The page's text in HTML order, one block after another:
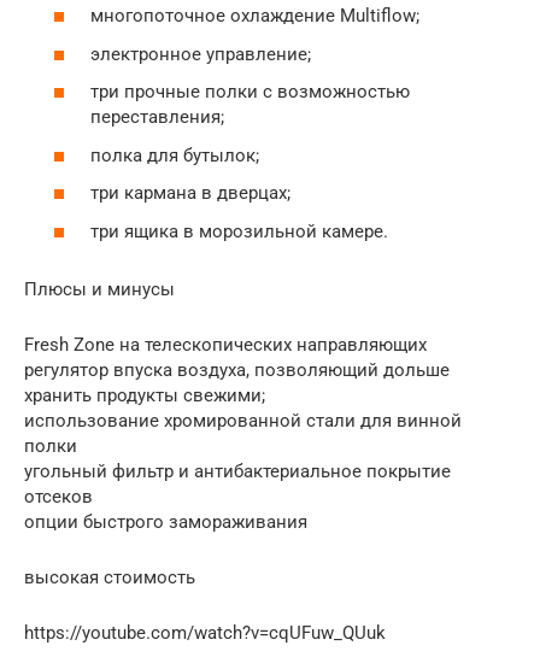
многопоточное охлаждение Multiflow;
электронное управление;
три прочные полки с возможностью
переставления;
полка для бутылок;
три кармана в дверцах;
три ящика в морозильной камере.
Плюсы и минусы
Fresh Zone на телескопических направляющих
регулятор впуска воздуха, позволяющий дольше
хранить продукты свежими;
использование хромированной стали для винной
полки
угольный фильтр и антибактериальное покрытие
отсеков
опции быстрого замораживания
высокая стоимость
https://youtube.com/watch?v=cqUFuw_QUuk